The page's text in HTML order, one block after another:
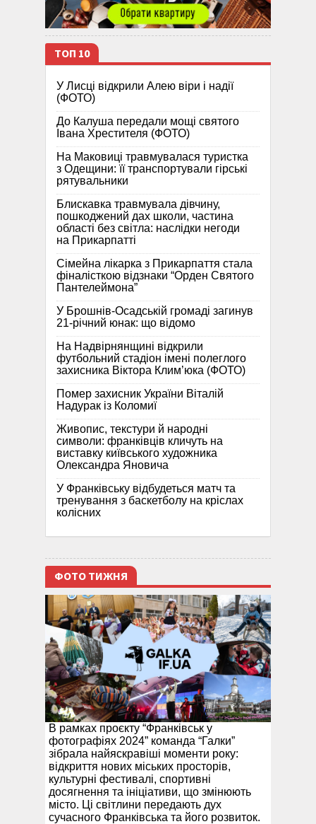
ТОП 10
У Лисці відкрили Алею віри і надії
(ФОТО)
До Калуша передали мощі святого
Івана Хрестителя (ФОТО)
На Маковиці травмувалася туристка
з Одещини: її транспортували гірські
рятувальники
Блискавка травмувала дівчину,
пошкоджений дах школи, частина
області без світла: наслідки негоди
на Прикарпатті
Сімейна лікарка з Прикарпаття стала
фіналісткою відзнаки “Орден Святого
Пантелеймона”
У Брошнів-Осадській громаді загинув
21-річний юнак: що відомо
На Надвірнянщині відкрили
футбольний стадіон імені полеглого
захисника Віктора Клим’юка (ФОТО)
Помер захисник України Віталій
Надурак із Коломиї
Живопис, текстури й народні
символи: франківців кличуть на
виставку київського художника
Олександра Яновича
У Франківську відбудеться матч та
тренування з баскетболу на кріслах
колісних
ФОТО ТИЖНЯ
В рамках проєкту “Франківськ у
фотографіях 2024” команда “Галки”
зібрала найяскравіші моменти року:
відкриття нових міських просторів,
культурні фестивалі, спортивні
досягнення та ініціативи, що змінюють
місто. Ці світлини передають дух
сучасного Франківська та його розвиток.